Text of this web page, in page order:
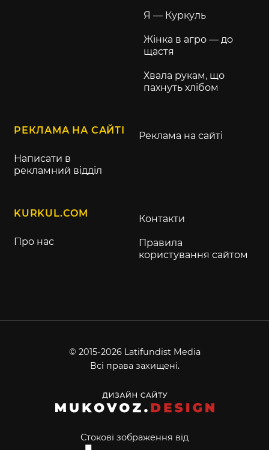
Я — Куркуль
Жінка в агро — до
щастя
Хвала рукам, що
пахнуть хлібом
РЕКЛАМА НА САЙТІ
Написати в
рекламний відділ
Реклама на сайті
KURKUL.COM
Про нас
Контакти
Правила
користування сайтом
© 2015-2026 Latifundist Media
Всі права захищені.
Стокові зображення від